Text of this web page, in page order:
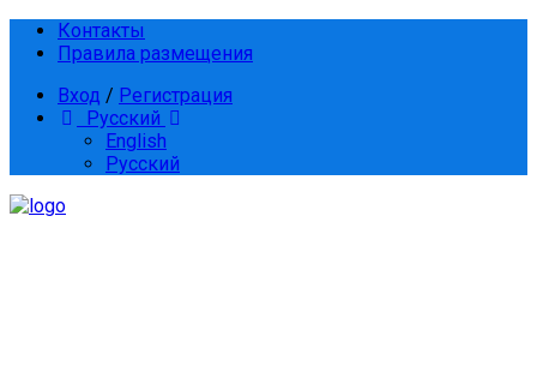
Контакты
Правила размещения
Вход / Регистрация
Русский
English
Русский